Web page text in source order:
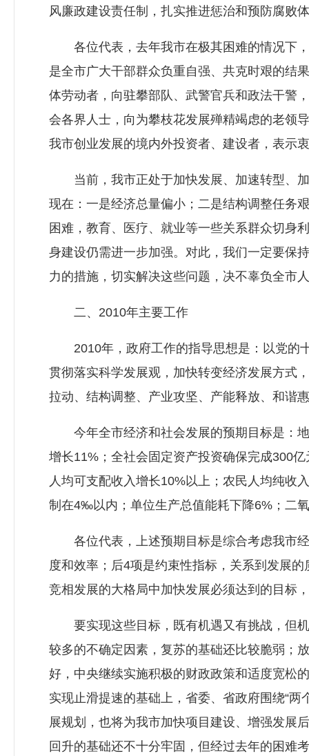
风廉政建设责任制，扎实推进惩治和预防腐败
各位代表，去年我市在极其困难的情况下，
是全市广大干部群众负重自强、共克时艰的结
体劳动者，向驻攀部队、武警官兵和政法干警
会各界人士，向为攀枝花发展殚精竭虑的老领
我市创业发展的境内外投资者、建设者，表示
当前，我市正处于加快发展、加速转型、加
现在：一是经济总量偏小；二是结构调整任务
困难，教育、医疗、就业等一些关系群众切身
身建设仍需进一步加强。对此，我们一定要保
力的措施，切实解决这些问题，决不辜负全市
二、2010年主要工作
2010年，政府工作的指导思想是：以党的十
贯彻落实科学发展观，加快转变经济发展方式
拉动、结构调整、产业攻坚、产能释放、和谐
今年全市经济和社会发展的预期目标是：地
增长11%；全社会固定资产投资确保完成300
人均可支配收入增长10%以上；农民人均纯收
制在4‰以内；单位生产总值能耗下降6%；二
各位代表，上述预期目标是综合考虑我市经
度和效率；后4项是约束性指标，关系到发展
竞相发展的大格局中加快发展必须达到的目标
要实现这些目标，既有机遇又有挑战，但机
较多的不确定因素，复苏的基础还比较脆弱；
好，中央继续实施积极的财政政策和适度宽松
实现止滑提速的基础上，省委、省政府围绕“两
展规划，也将为我市加快项目建设、增强发展
回升的基础还不十分牢固，但经过去年的困难